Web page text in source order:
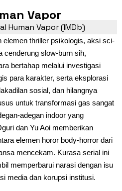
Vapor
Human Vapor (IMDb)
elemen thriller psikologis, aksi sci-
cenderung slow-burn sih,
bertahap melalui investigasi
para karakter, serta eksplorasi
sosial, dan hilangnya
untuk transformasi gas sangat
adegan indoor yang
dan Yu Aoi memberikan
elemen horor body-horror dari
mencekam. Kurasa serial ini
memperbarui narasi dengan isu
media dan korupsi institusi.